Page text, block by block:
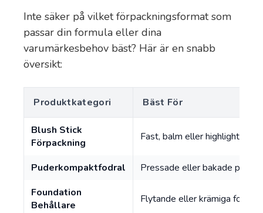
Inte säker på vilket förpackningsformat som
passar din formula eller dina
varumärkesbehov bäst? Här är en snabb
översikt:
Produktkategori Bäst För
Blush Stick
Förpackning
Fast, balm eller highlighter-
Puderkompaktfodral
Pressade eller bakade
Foundation
Behållare
Flytande eller krämiga